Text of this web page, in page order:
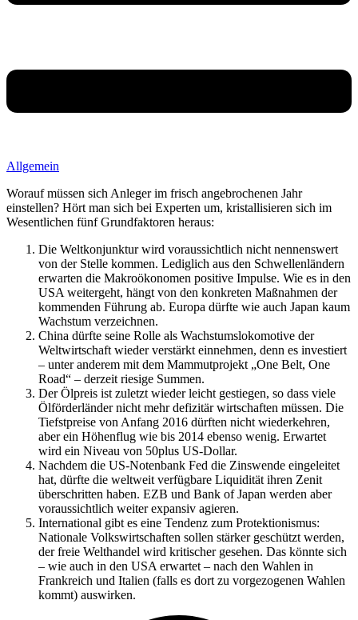
Allgemein
Worauf müssen sich Anleger im frisch angebrochenen Jahr
einstellen? Hört man sich bei Experten um, kristallisieren sich im
Wesentlichen fünf Grundfaktoren heraus:
Die Weltkonjunktur wird voraussichtlich nicht nennenswert
von der Stelle kommen. Lediglich aus den Schwellenländern
erwarten die Makroökonomen positive Impulse. Wie es in den
USA weitergeht, hängt von den konkreten Maßnahmen der
kommenden Führung ab. Europa dürfte wie auch Japan kaum
Wachstum verzeichnen.
China dürfte seine Rolle als Wachstumslokomotive der
Weltwirtschaft wieder verstärkt einnehmen, denn es investiert
– unter anderem mit dem Mammutprojekt „One Belt, One
Road“ – derzeit riesige Summen.
Der Ölpreis ist zuletzt wieder leicht gestiegen, so dass viele
Ölförderländer nicht mehr defizitär wirtschaften müssen. Die
Tiefstpreise von Anfang 2016 dürften nicht wiederkehren,
aber ein Höhenflug wie bis 2014 ebenso wenig. Erwartet
wird ein Niveau von 50plus US-Dollar.
Nachdem die US-Notenbank Fed die Zinswende eingeleitet
hat, dürfte die weltweit verfügbare Liquidität ihren Zenit
überschritten haben. EZB und Bank of Japan werden aber
voraussichtlich weiter expansiv agieren.
International gibt es eine Tendenz zum Protektionismus:
Nationale Volkswirtschaften sollen stärker geschützt werden,
der freie Welthandel wird kritischer gesehen. Das könnte sich
– wie auch in den USA erwartet – nach den Wahlen in
Frankreich und Italien (falls es dort zu vorgezogenen Wahlen
kommt) auswirken.